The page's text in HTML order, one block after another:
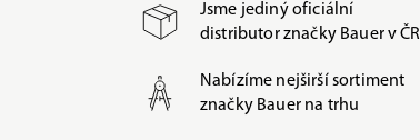
Jsme jediný oficiální
distributor značky Bauer v ČR
Nabízíme nejširší sortiment
značky Bauer na trhu